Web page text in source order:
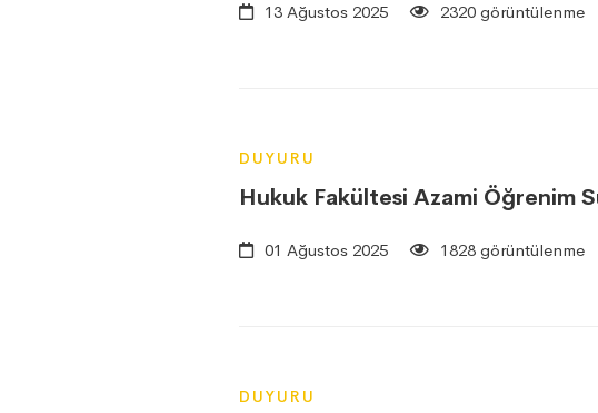
13 Ağustos 2025 2320 görüntülenme
DUYURU
Hukuk Fakültesi Azami Öğrenim
01 Ağustos 2025 1828 görüntülenme
DUYURU